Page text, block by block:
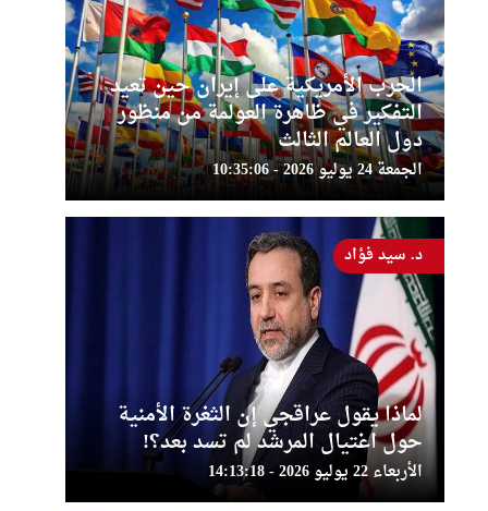
الحرب الأمريكية على إيران حين تعيد
التفكير في ظاهرة العولمة من منظور
دول العالم الثالث
الجمعة 24 يوليو 2026 - 10:35:06
لماذا يقول عراقجي إن الثغرة الأمنية
حول اغتيال المرشد لم تسد بعد؟!
الأربعاء 22 يوليو 2026 - 14:13:18
د. سيد فؤاد